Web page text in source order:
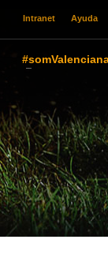
Intranet Ayuda